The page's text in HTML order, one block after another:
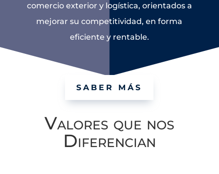
comercio exterior y logística, orientados a
mejorar su competitividad, en forma
eficiente y rentable.
SABER MÁS
Valores que nos
Diferencian